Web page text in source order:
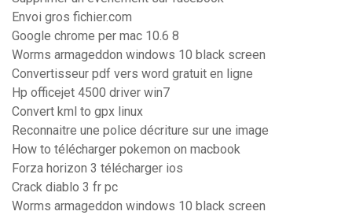
Envoi gros fichier.com
Google chrome per mac 10.6 8
Worms armageddon windows 10 black screen
Convertisseur pdf vers word gratuit en ligne
Hp officejet 4500 driver win7
Convert kml to gpx linux
Reconnaitre une police décriture sur une image
How to télécharger pokemon on macbook
Forza horizon 3 télécharger ios
Crack diablo 3 fr pc
Worms armageddon windows 10 black screen